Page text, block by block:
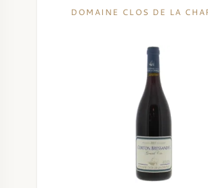
DOMAINE CLOS DE LA